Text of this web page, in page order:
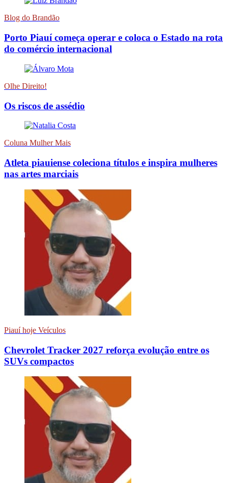
Blog do Brandão
Porto Piauí começa operar e coloca o Estado na rota
do comércio internacional
Olhe Direito!
Os riscos de assédio
Coluna Mulher Mais
Atleta piauiense coleciona títulos e inspira mulheres
nas artes marciais
Piauí hoje Veículos
Chevrolet Tracker 2027 reforça evolução entre os
SUVs compactos